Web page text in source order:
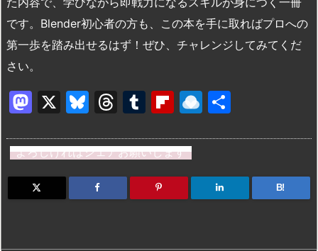
です。Blender初心者の方も、この本を手に取ればプロへの
第一歩を踏み出せるはず！ぜひ、チャレンジしてみてくだ
さい。
M
st
o
d
X
Bl
e
s
k
T
e
a
d
T
m
bl
r
Fl
b
o
ar
R
n
dr
o
よろしければシェアお願いします
B!